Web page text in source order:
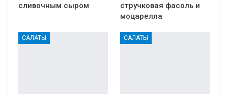
сливочным сыром
стручковая фасоль и
моцарелла
САЛАТЫ САЛАТЫ